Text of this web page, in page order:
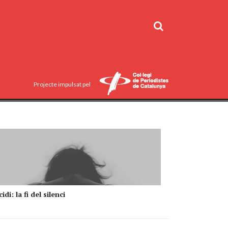
Projecte impulsat pel
la fi del silenci